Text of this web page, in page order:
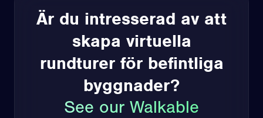
Är du intresserad av att
skapa virtuella
rundturer för befintliga
byggnader?
See our Walkable